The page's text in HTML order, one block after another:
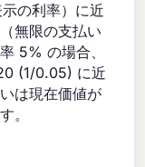
の利率）に近
無限の支払い
5% の場合、
(1/0.05) に近
は現在価値が
。